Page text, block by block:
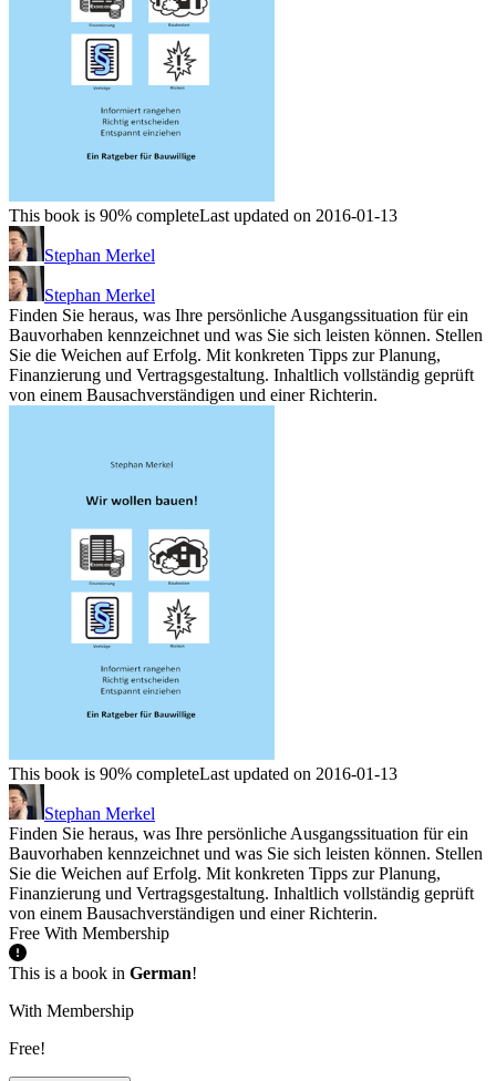
This book is 90% completeLast updated on 2016-01-13
Stephan Merkel
Stephan Merkel
Finden Sie heraus, was Ihre persönliche Ausgangssituation für ein
Bauvorhaben kennzeichnet und was Sie sich leisten können. Stellen
Sie die Weichen auf Erfolg. Mit konkreten Tipps zur Planung,
Finanzierung und Vertragsgestaltung. Inhaltlich vollständig geprüft
von einem Bausachverständigen und einer Richterin.
This book is 90% completeLast updated on 2016-01-13
Stephan Merkel
Finden Sie heraus, was Ihre persönliche Ausgangssituation für ein
Bauvorhaben kennzeichnet und was Sie sich leisten können. Stellen
Sie die Weichen auf Erfolg. Mit konkreten Tipps zur Planung,
Finanzierung und Vertragsgestaltung. Inhaltlich vollständig geprüft
von einem Bausachverständigen und einer Richterin.
Free With Membership
This is a book in German!
With Membership
Free!